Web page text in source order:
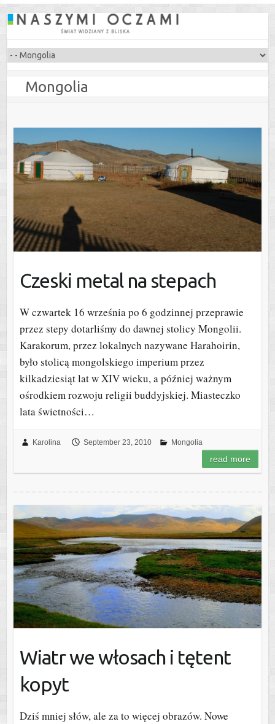
Mongolia
Czeski metal na stepach
W czwartek 16 września po 6 godzinnej przeprawie
przez stepy dotarliśmy do dawnej stolicy Mongolii.
Karakorum, przez lokalnych nazywane Harahoirin,
było stolicą mongolskiego imperium przez
kilkadziesiąt lat w XIV wieku, a później ważnym
ośrodkiem rozwoju religii buddyjskiej. Miasteczko
lata świetności…
Karolina September 23, 2010 Mongolia
read more
Wiatr we włosach i tętent
kopyt
Dziś mniej słów, ale za to więcej obrazów. Nowe